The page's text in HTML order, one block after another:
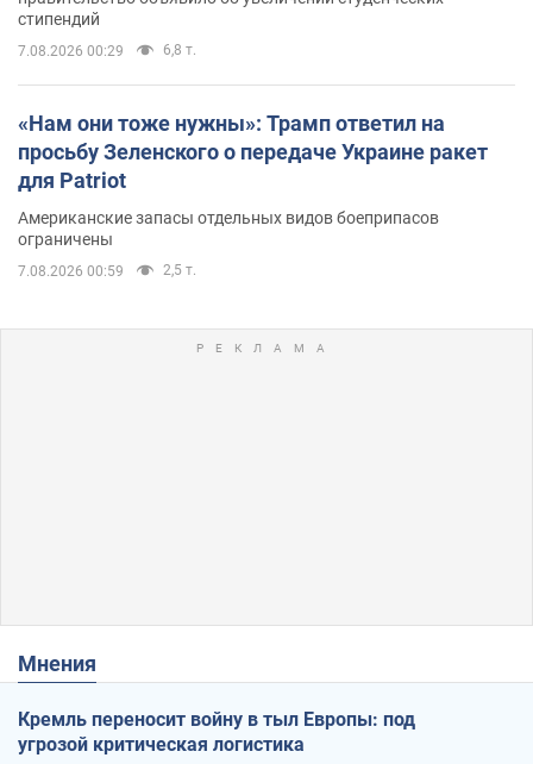
стипендий
7.08.2026 00:29 6,8 т.
«Нам они тоже нужны»: Трамп ответил на
просьбу Зеленского о передаче Украине ракет
для Patriot
Американские запасы отдельных видов боеприпасов
ограничены
7.08.2026 00:59 2,5 т.
Мнения
Кремль переносит войну в тыл Европы: под
угрозой критическая логистика